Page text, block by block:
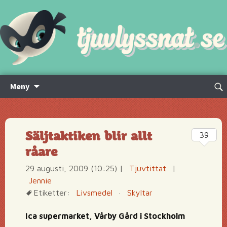
Meny
innehåll
Sök
Säljtaktiken blir allt
råare
29 augusti, 2009 (10:25) | Tjuvtittat
|
Jennie
Etiketter:
Livsmedel · Skyltar
Ica supermarket, Vårby Gård i Stockholm
39